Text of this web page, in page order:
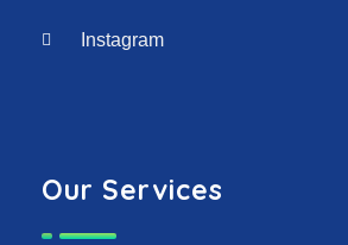
Instagram
Our Services